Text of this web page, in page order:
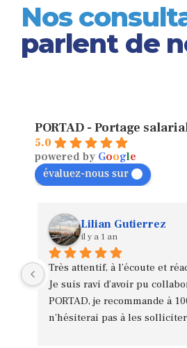
Nos
parlent de
PORTAD - Portage
5.0
powered by Google
évaluez-nous sur
Lilian Gutierrez
il y a 1 an
Très attentif, à l’écoute et
Je suis ravi d’avoir pu
PORTAD, je recommande à
n’hésiterai pas à les